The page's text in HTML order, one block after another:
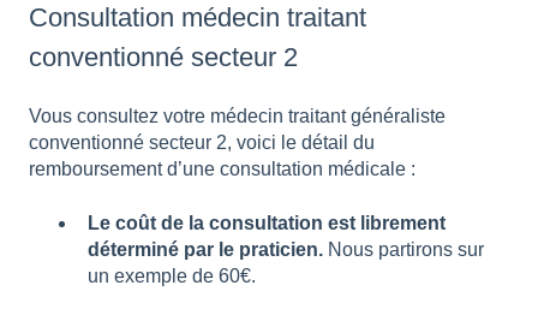
Consultation médecin traitant
conventionné secteur 2
Vous consultez votre médecin traitant généraliste
conventionné secteur 2, voici le détail du
remboursement d’une consultation médicale :
Le coût de la consultation est librement
déterminé par le praticien. Nous partirons sur
un exemple de 60€.